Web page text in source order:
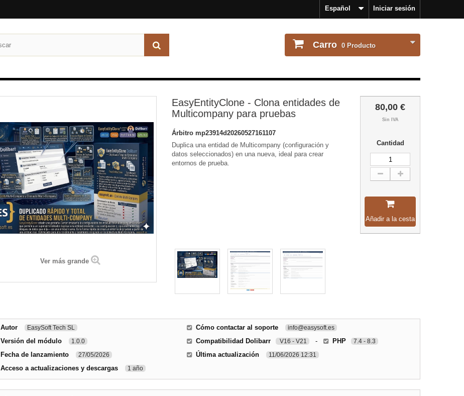
Iniciar sesión
Español
Carro 0 Producto
Ver más grande
EasyEntityClone - Clona entidades de
Multicompany para pruebas
Árbitro mp23914d20260527161107
Duplica una entidad de Multicompany (configuración y
datos seleccionados) en una nueva, ideal para crear
entornos de prueba.
80,00 €
Sin IVA
Cantidad
Añadir a la cesta
Autor EasySoft Tech SL
Versión del módulo 1.0.0
Fecha de lanzamiento 27/05/2026
Acceso a actualizaciones y descargas 1 año
Cómo contactar al soporte info@easysoft.es
Compatibilidad Dolibarr V16 - V21 - PHP 7.4 - 8.3
Última actualización 11/06/2026 12:31